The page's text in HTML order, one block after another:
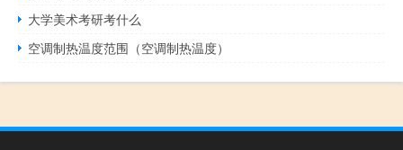
大学美术考研考什么
空调制热温度范围（空调制热温度）